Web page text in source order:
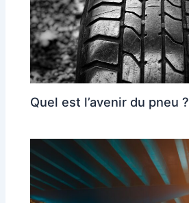
Quel est l’avenir du pneu ?